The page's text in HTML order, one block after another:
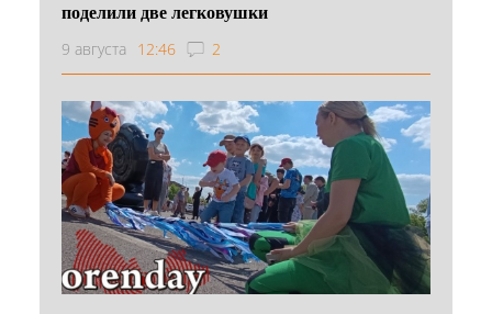
поделили две легковушки
9 августа 12:46 2